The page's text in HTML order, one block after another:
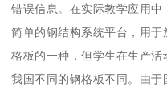
错误信息。在实际教学应用
简单的钢结构系统平台，用
格板的一种，但学生在生产
我国不同的钢格板不同。由